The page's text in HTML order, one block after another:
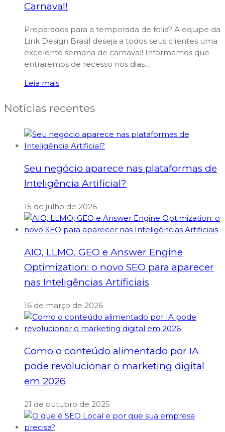
Carnaval!
Preparados para a temporada de folia? A equipe da
Link Design Brasil deseja a todos seus clientes uma
excelente semana de carnaval! Informamos que
entraremos de recesso nos dias...
Leia mais
Notícias recentes
Seu negócio aparece nas plataformas de
Inteligência Artificial?
15 de julho de 2026
AIO, LLMO, GEO e Answer Engine
Optimization: o novo SEO para aparecer
nas Inteligências Artificiais
16 de março de 2026
Como o conteúdo alimentado por IA
pode revolucionar o marketing digital
em 2026
21 de outubro de 2025